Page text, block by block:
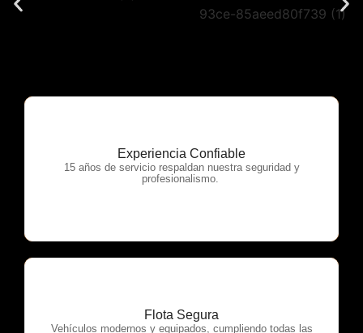
Experiencia Confiable
15 años de servicio respaldan nuestra seguridad y
profesionalismo.
OTP Servicios
Flota Segura
Vehículos modernos y equipados, cumpliendo todas las